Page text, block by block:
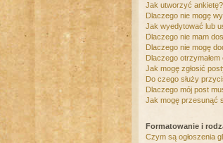
Jak utworzyć ankietę?
Dlaczego nie mogę
Jak wyedytować lub
Dlaczego nie mam
Dlaczego nie mogę
Dlaczego
Jak mogę zgłosić
Do czego służy
Dlaczego mój post
Jak mogę przesunąć
Formatowanie i
Czym są ogłoszenia